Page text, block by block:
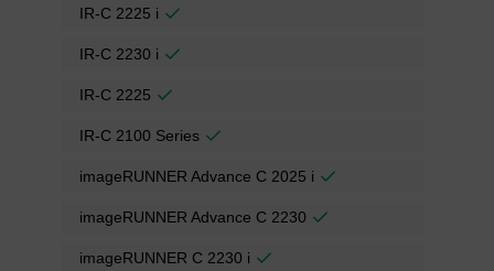
IR-C 2225 i
IR-C 2230 i
IR-C 2225
IR-C 2100 Series
imageRUNNER Advance C 2025 i
imageRUNNER Advance C 2230
imageRUNNER C 2230 i